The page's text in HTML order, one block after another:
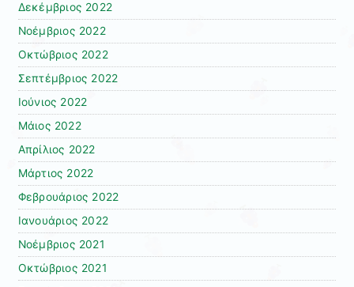
Δεκέμβριος 2022
Νοέμβριος 2022
Οκτώβριος 2022
Σεπτέμβριος 2022
Ιούνιος 2022
Μάιος 2022
Απρίλιος 2022
Μάρτιος 2022
Φεβρουάριος 2022
Ιανουάριος 2022
Νοέμβριος 2021
Οκτώβριος 2021